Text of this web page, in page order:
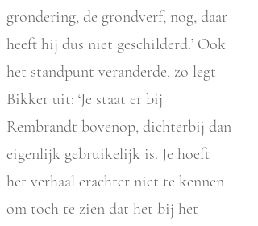
grondering, de grondverf, nog, daar
heeft hij dus niet geschilderd.’ Ook
het standpunt veranderde, zo legt
Bikker uit: ‘Je staat er bij
Rembrandt bovenop, dichterbij dan
eigenlijk gebruikelijk is. Je hoeft
het verhaal erachter niet te kennen
om toch te zien dat het bij het